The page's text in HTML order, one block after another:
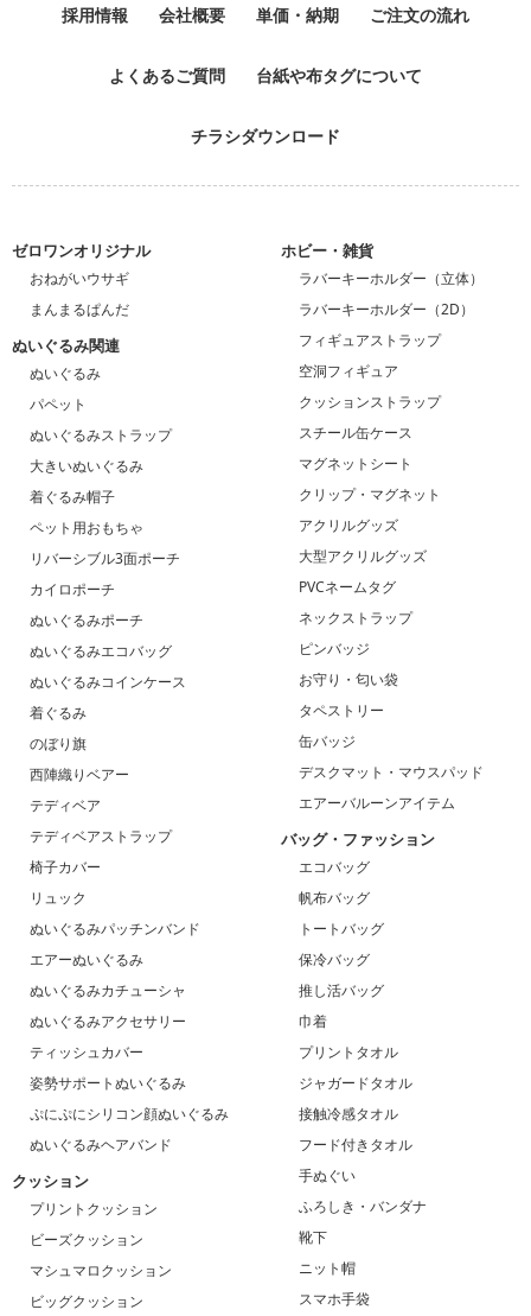
採用情報 会社概要 単価・納期 ご注文の流れ
よくあるご質問 台紙や布タグについて
チラシダウンロード
ゼロワンオリジナル
おねがいウサギ
まんまるぱんだ
ぬいぐるみ関連
ぬいぐるみ
パペット
ぬいぐるみストラップ
大きいぬいぐるみ
着ぐるみ帽子
ペット用おもちゃ
リバーシブル3面ポーチ
カイロポーチ
ぬいぐるみポーチ
ぬいぐるみエコバッグ
ぬいぐるみコインケース
着ぐるみ
のぼり旗
西陣織りベアー
テディベア
テディベアストラップ
椅子カバー
リュック
ぬいぐるみパッチンバンド
エアーぬいぐるみ
ぬいぐるみカチューシャ
ぬいぐるみアクセサリー
ティッシュカバー
姿勢サポートぬいぐるみ
ぷにぷにシリコン顔ぬいぐるみ
ぬいぐるみヘアバンド
クッション
プリントクッション
ビーズクッション
マシュマロクッション
ビッグクッション
ホビー・雑貨
ラバーキーホルダー（立体）
ラバーキーホルダー（2D）
フィギュアストラップ
空洞フィギュア
クッションストラップ
スチール缶ケース
マグネットシート
クリップ・マグネット
アクリルグッズ
大型アクリルグッズ
PVCネームタグ
ネックストラップ
ピンバッジ
お守り・匂い袋
タペストリー
缶バッジ
デスクマット・マウスパッド
エアーバルーンアイテム
バッグ・ファッション
エコバッグ
帆布バッグ
トートバッグ
保冷バッグ
推し活バッグ
巾着
プリントタオル
ジャガードタオル
接触冷感タオル
フード付きタオル
手ぬぐい
ふろしき・バンダナ
靴下
ニット帽
スマホ手袋